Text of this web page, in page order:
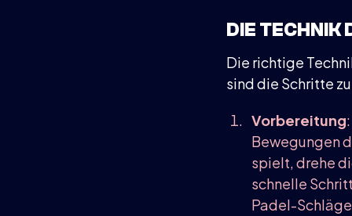
DIE TECHNIK
Die richtige
sind die Schritte
Vorbereitung
Bewegungen
spielt, drehe
schnelle
Padel-